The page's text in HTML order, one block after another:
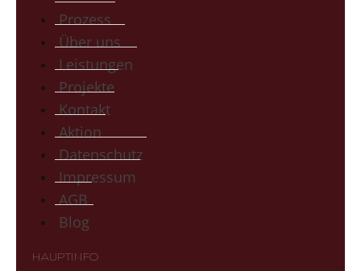
Prozess
Über uns
Leistungen
Projekte
Kontakt
Aktion
Datenschutz
Impressum
AGB
Blog
HAUPTINFO